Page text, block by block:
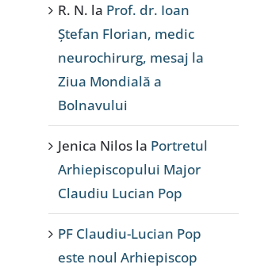
R. N. la Prof. dr. Ioan
Ștefan Florian, medic
neurochirurg, mesaj la
Ziua Mondială a
Bolnavului
Jenica Nilos la Portretul
Arhiepiscopului Major
Claudiu Lucian Pop
PF Claudiu-Lucian Pop
este noul Arhiepiscop